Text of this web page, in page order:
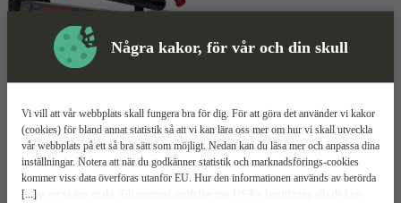
Några kakor, för vår och din skull
[...]
Vi vill att vår webbplats skall fungera bra för dig. För att göra det använder vi kakor
(cookies) för bland annat statistik så att vi kan lära oss mer om hur vi skall utveckla
vår webbplats på ett så bra sätt som möjligt. Nedan kan du läsa mer och anpassa dina
inställningar. Notera att när du godkänner statistik och marknadsförings-cookies
kommer viss data överföras utanför EU. Hur den informationen används av berörda
bolag vet vi inte exakt. Till exempel uppfyller inte USA:s lagstiftning alla de krav
Mer information
MAX HA55SF2
Magasin för 100 dyckert
Högtrycksverktyg